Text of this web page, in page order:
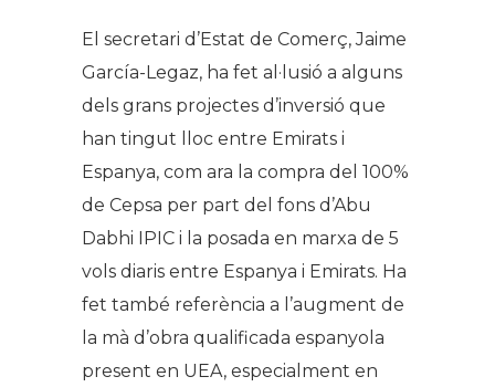
El secretari d’Estat de Comerç, Jaime
García-Legaz, ha fet al·lusió a alguns
dels grans projectes d’inversió que
han tingut lloc entre Emirats i
Espanya, com ara la compra del 100%
de Cepsa per part del fons d’Abu
Dabhi IPIC i la posada en marxa de 5
vols diaris entre Espanya i Emirats. Ha
fet també referència a l’augment de
la mà d’obra qualificada espanyola
present en UEA, especialment en